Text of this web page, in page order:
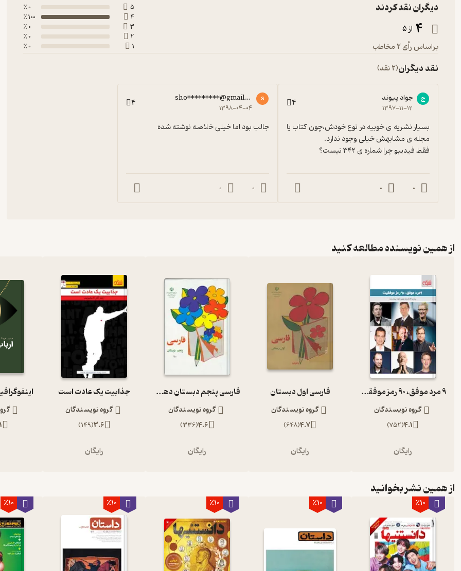
دیگران نقد کردند
4 از 5
براساس رأی 2 مخاطب
5
0 ٪
4
100 ٪
3
0 ٪
2
0 ٪
1
0 ٪
نقد دیگران(2 نقد)
ج جواد پیوند
۱۳۹۷-۱۱-۱۲ 4
فقط فیدیبو چرا شماره ی ۳۴۲ نیست؟
0
0
s
sho*********@gmail.com
۱۳۹۸-۰۴-۰۴ 4
جالب بود اما خیلی خلاصه نوشته شده
0
0
از همین نویسنده مطالعه کنید
9 مرد موفق، 90 رمز موفقیت
گروه نویسندگان
4.1
(
752
)
رایگان
فارسی اول دبستان
گروه نویسندگان
4.7
(
648
)
رایگان
فارسی پنجم دبستان دهه 60
گروه نویسندگان
4.6
(
336
)
رایگان
جذابیت یک عادت است
گروه نویسندگان
3.6
(
149
)
رایگان
از همین نشر بخوانید
٪10 ٪10 ٪10 ٪10 ٪10